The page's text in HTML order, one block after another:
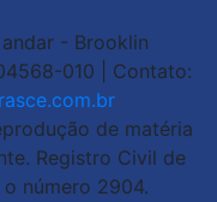
- Brooklin
010 | Contato:
de matéria
Registro Civil de
número 2904.